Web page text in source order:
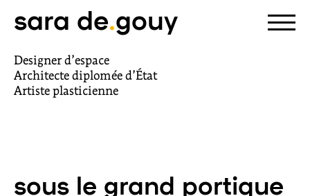
sara de.gouy
Designer d’espace
Architecte diplomée d’État
Artiste plasticienne
sous le grand portique